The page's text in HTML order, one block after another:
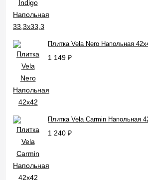
Плитка Vela Nero Напольная
1 149 ₽
Плитка Vela Carmin Напольная
1 240 ₽